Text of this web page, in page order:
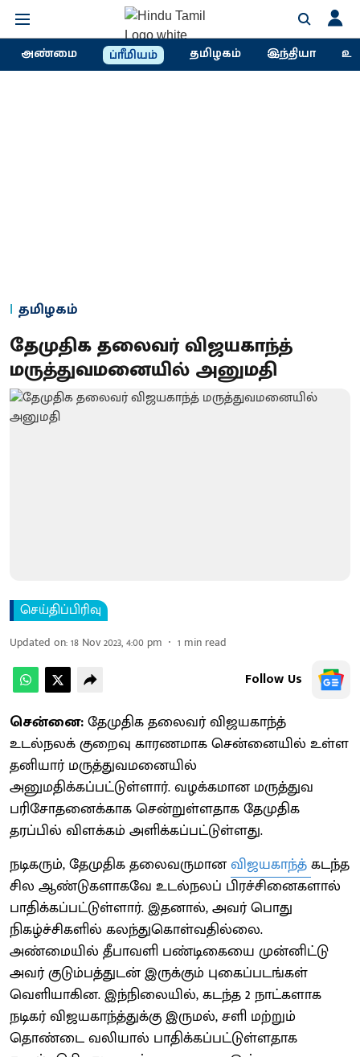
அண்மை ப்ரீமியம் தமிழகம் இந்தியா
தமிழகம்
தேமுதிக தலைவர் விஜயகாந்த்
மருத்துவமனையில் அனுமதி
செய்திப்பிரிவு
Updated on:18 Nov 2023, 4:00 pm 1 min read
Follow Us
சென்னை:தேமுதிக தலைவர் விஜயகாந்த்
உடல்நலக் குறைவு காரணமாக சென்னையில் உள்ள
தனியார் மருத்துவமனையில்
அனுமதிக்கப்பட்டுள்ளார். வழக்கமான மருத்துவ
பரிசோதனைக்காக சென்றுள்ளதாக தேமுதிக
தரப்பில் விளக்கம் அளிக்கப்பட்டுள்ளது.
நடிகரும், தேமுதிக தலைவருமானவிஜயகாந்த்கடந்த
சில ஆண்டுகளாகவே உடல்நலப் பிரச்சினைகளால்
பாதிக்கப்பட்டுள்ளார். இதனால், அவர் பொது
நிகழ்ச்சிகளில் கலந்துகொள்வதில்லை.
அண்மையில் தீபாவளி பண்டிகையை முன்னிட்டு
அவர் குடும்பத்துடன் இருக்கும் புகைப்படங்கள்
வெளியாகின. இந்நிலையில், கடந்த 2 நாட்களாக
நடிகர் விஜயகாந்த்துக்கு இருமல், சளி மற்றும்
தொண்டை வலியால் பாதிக்கப்பட்டுள்ளதாக